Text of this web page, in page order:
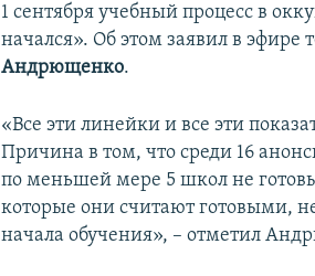
1 сентября учебный процесс в
начался». Об этом заявил в эфире
Андрющенко.
«Все эти линейки и все эти
Причина в том, что среди 16
по меньшей мере 5 школ не
которые они считают готовыми,
начала обучения», – отметил